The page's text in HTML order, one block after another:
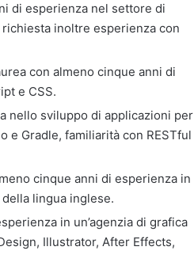
di esperienza nel settore di
inoltre esperienza con
con almeno cinque anni di
e CSS.
nello sviluppo di applicazioni per
e Gradle, familiarità con RESTful
cinque anni di esperienza in
lingua inglese.
in un’agenzia di grafica
Illustrator, After Effects,